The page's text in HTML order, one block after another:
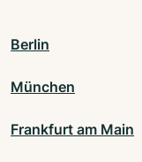
Berlin
München
Frankfurt am Main